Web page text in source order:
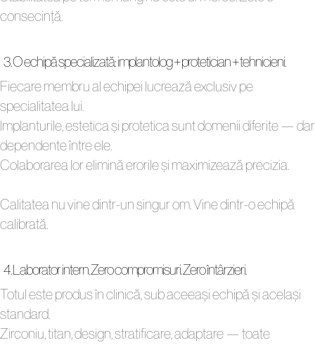
consecință.
3. O echipă specializată: implantolog + protetician + tehnicieni.
Fiecare membru al echipei lucrează exclusiv pe
specialitatea lui.
Implanturile, estetica și protetica sunt domenii diferite — dar
dependente între ele.
Colaborarea lor elimină erorile și maximizează precizia.
Calitatea nu vine dintr-un singur om. Vine dintr-o echipă
calibrată.
4. Laborator intern. Zero compromisuri. Zero întârzieri.
Totul este produs în clinică, sub aceeași echipă și același
standard.
Zirconiu, titan, design, stratificare, adaptare — toate